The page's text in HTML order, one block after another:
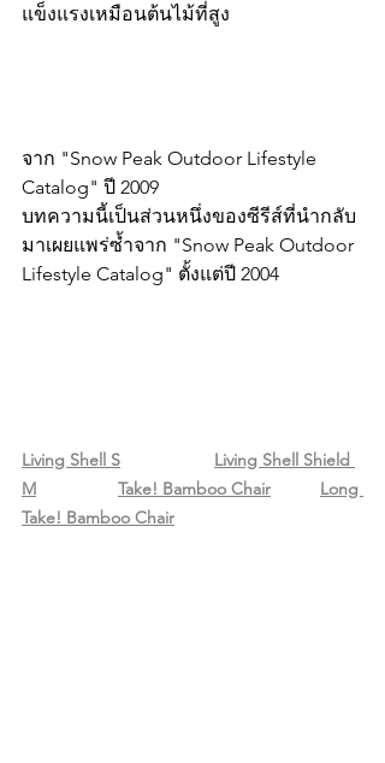
แข็งแรงเหมือนต้นไม้ที่สูง
จาก "Snow Peak Outdoor Lifestyle
Catalog" ปี 2009
บทความนี้เป็นส่วนหนึ่งของซีรีส์ที่นำกลับ
มาเผยแพร่ซ้ำจาก "Snow Peak Outdoor
Lifestyle Catalog" ตั้งแต่ปี 2004
Living Shell S Living Shell Shield
M
Take! Bamboo Chair
Long
Take! Bamboo Chair